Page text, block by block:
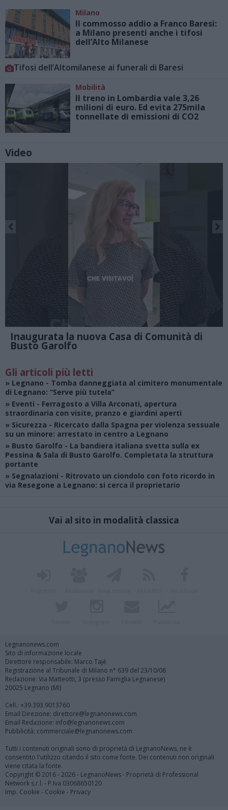
Milano
Il commosso addio a Franco Baresi:
a Milano presenti anche i tifosi
dell’Alto Milanese
Tifosi dell’Altomilanese ai funerali di Baresi
Mobilità
Il treno in Lombardia vale 3,26
milioni di euro. Ed evita 275mila
tonnellate di emissioni di CO2
Video
Inaugurata la nuova Casa di Comunità di
Busto Garolfo
Gli articoli più letti
» Legnano - Tomba danneggiata al cimitero monumentale
di Legnano: “Serve più tutela”
» Eventi - Ferragosto a Villa Arconati, apertura
straordinaria con visite, pranzo e giardini aperti
» Sicurezza - Ricercato dalla Spagna per violenza sessuale
su un minore: arrestato in centro a Legnano
» Busto Garolfo - La bandiera italiana svetta sulla ex
Pessina & Sala di Busto Garolfo. Completata la struttura
portante
» Segnalazioni - Ritrovato un ciondolo con foto ricordo in
via Resegone a Legnano: si cerca il proprietario
Vai al sito in modalità classica
Legnanonews.com
Sito di informazione locale
Direttore responsabile: Marco Tajè
Registrazione al Tribunale di Milano n° 639 del 23/10/08
Redazione: Via Matteotti, 3 (presso Famiglia Legnanese)
20025 Legnano (MI)
Cell.: +39.393.9013760
Email Direzione: direttore@legnanonews.com
Email Redazione: info@legnanonews.com
Pubblicità: commerciale@legnanonews.com
Tutti i contenuti originali sono di proprietà di LegnanoNews, ne è
consentito l'utilizzo citando il sito come fonte. Dei contenuti non originali
viene citata la fonte.
Copyright © 2016 - 2026 - LegnanoNews - Proprietà di Professional
Network s.r.l. - P.Iva 03068650120
Imp. Cookie - Cookie - Privacy